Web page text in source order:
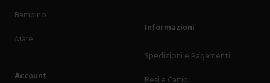
Bambino
Mare
Account
Informazioni
Spedizioni e Pagamenti
Resi e Cambi